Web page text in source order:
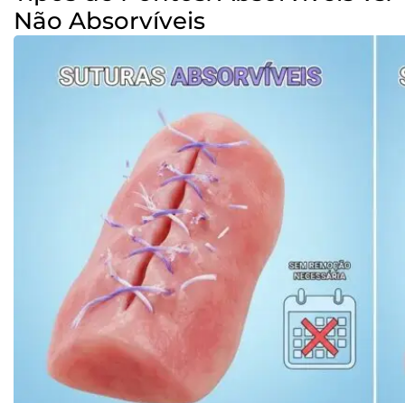
Não Absorvíveis